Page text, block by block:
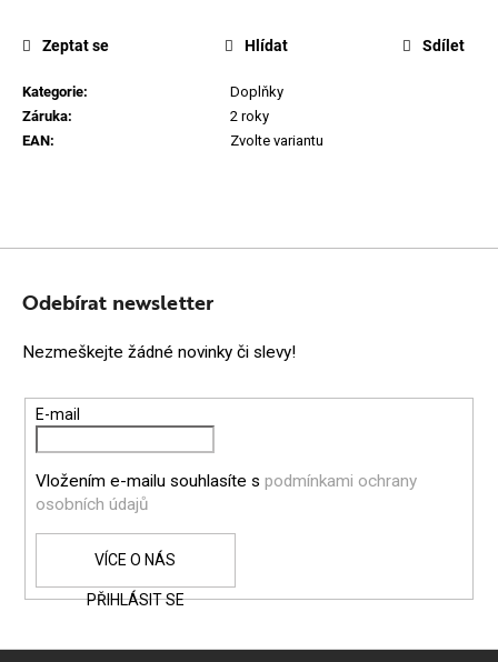
Kategorie:
Doplňky
Záruka:
2 roky
EAN: Zvolte variantu
Zeptat se Hlídat Sdílet
Z
Odebírat newsletter
Nezmeškejte žádné novinky či slevy!
E-mail
Vložením e-mailu souhlasíte s podmínkami ochrany
osobních údajů
PŘIHLÁSIT SE